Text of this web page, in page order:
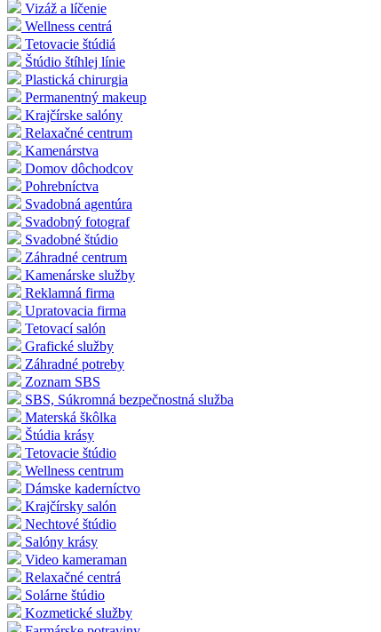
Vizáž a líčenie
Wellness centrá
Tetovacie štúdiá
Štúdio štíhlej línie
Plastická chirurgia
Permanentný makeup
Krajčírske salóny
Relaxačné centrum
Kamenárstva
Domov dôchodcov
Pohrebníctva
Svadobná agentúra
Svadobný fotograf
Svadobné štúdio
Záhradné centrum
Kamenárske služby
Reklamná firma
Upratovacia firma
Tetovací salón
Grafické služby
Záhradné potreby
Zoznam SBS
SBS, Súkromná bezpečnostná služba
Materská škôlka
Štúdia krásy
Tetovacie štúdio
Wellness centrum
Dámske kaderníctvo
Krajčírsky salón
Nechtové štúdio
Salóny krásy
Video kameraman
Relaxačné centrá
Solárne štúdio
Kozmetické služby